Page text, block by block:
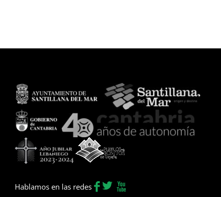
Hablamos en las redes